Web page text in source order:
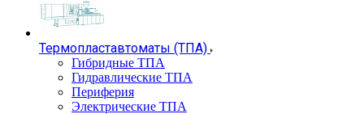
Термопластавтоматы (ТПА)
Гибридные ТПА
Гидравлические ТПА
Периферия
Электрические ТПА